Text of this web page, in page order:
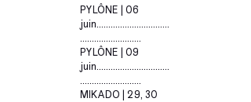
PYLÔNE | 06
juin...............................
..........................
PYLÔNE | 09
juin...............................
..........................
MIKADO | 29, 30